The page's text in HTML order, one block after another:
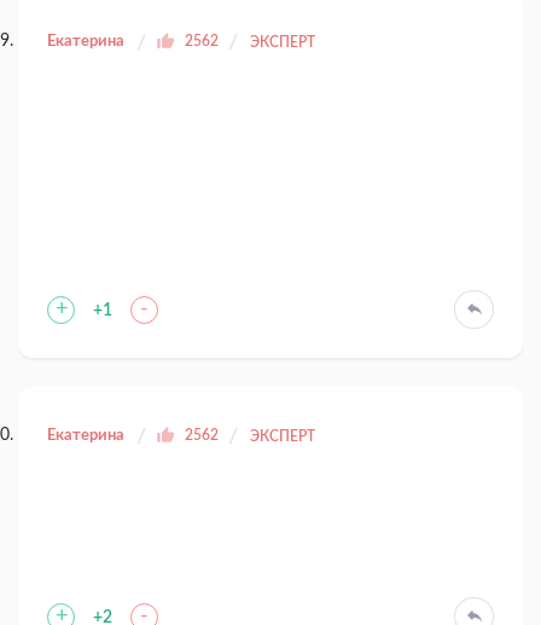
Екатерина 2562 ЭКСПЕРТ
+ +1 -
Екатерина 2562 ЭКСПЕРТ
+ +2 -